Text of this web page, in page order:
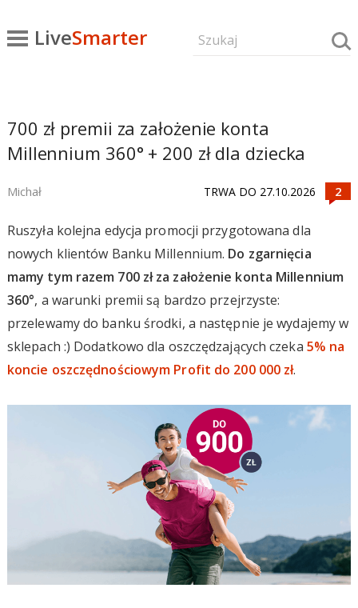
LiveSmarter
700 zł premii za założenie konta
Millennium 360° + 200 zł dla dziecka
Michał TRWA DO 27.10.2026
Ruszyła kolejna edycja promocji przygotowana dla
nowych klientów Banku Millennium. Do zgarnięcia
mamy tym razem 700 zł za założenie konta Millennium
360°, a warunki premii są bardzo przejrzyste:
przelewamy do banku środki, a następnie je wydajemy w
sklepach :) Dodatkowo dla oszczędzających czeka 5% na
koncie oszczędnościowym Profit do 200 000 zł.